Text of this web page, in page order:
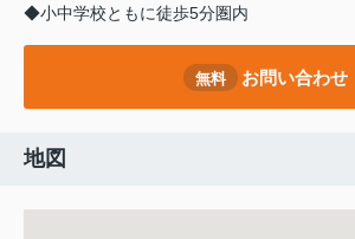
◆小中学校ともに徒歩5分圏内
無料 お問い合わせ
地図